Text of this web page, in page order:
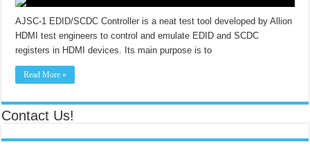
AJSC-1 EDID/SCDC Controller is a neat test tool developed by Allion
HDMI test engineers to control and emulate EDID and SCDC
registers in HDMI devices. Its main purpose is to
Read More »
Contact Us!